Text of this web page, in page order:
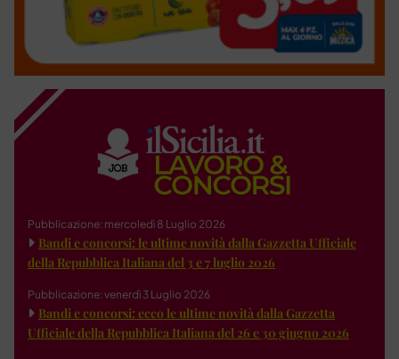
Pubblicazione: mercoledì 8 Luglio 2026
Bandi e concorsi: le ultime novità dalla Gazzetta Ufficiale
della Repubblica Italiana del 3 e 7 luglio 2026
Pubblicazione: venerdì 3 Luglio 2026
Bandi e concorsi: ecco le ultime novità dalla Gazzetta
Ufficiale della Repubblica Italiana del 26 e 30 giugno 2026